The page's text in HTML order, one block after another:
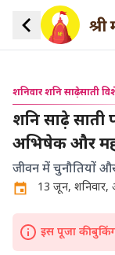
शनिवार शनि साढ़ेसाती
शनि साढ़े साती
अभिषेक और
जीवन में चुनौतियों
13 जून, शनिवार,
इस पूजा की